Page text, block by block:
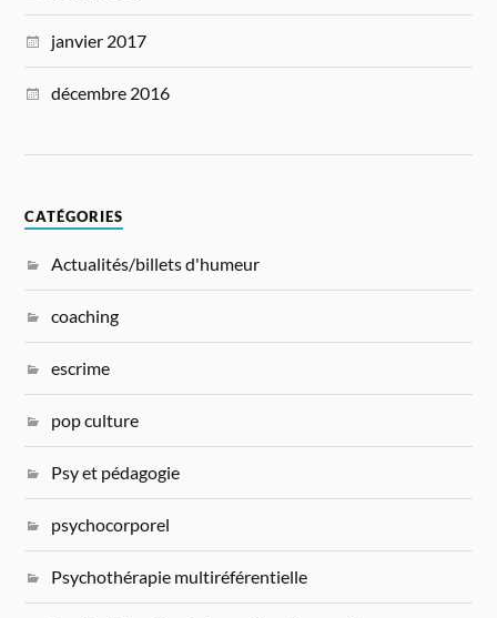
janvier 2017
décembre 2016
CATÉGORIES
Actualités/billets d'humeur
coaching
escrime
pop culture
Psy et pédagogie
psychocorporel
Psychothérapie multiréférentielle